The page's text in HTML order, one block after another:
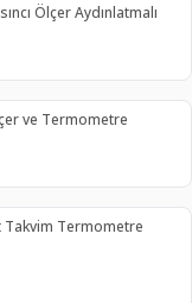
Ölçer Aydınlatmalı
ve Termometre
Takvim Termometre